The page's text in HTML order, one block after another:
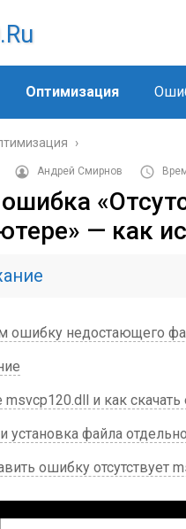
Оптимизация
›
Андрей Смирнов
— как
ошибку недостающего
msvcp120.dll и как
установка файла отдельно
ошибку отсутствует